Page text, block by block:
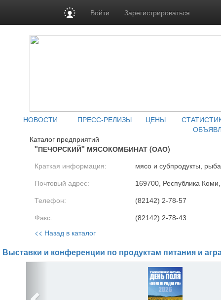
Войти Зарегистрироваться
НОВОСТИ ПРЕСС-РЕЛИЗЫ ЦЕНЫ
Каталог предприятий
"ПЕЧОРСКИЙ" МЯСОКОМБИНАТ (ОАО)
Краткая информация: мясо и субпродукты,
Почтовый адрес: 169700, Республика
Телефон: (82142) 2-78-57
Факс: (82142) 2-78-43
<< Назад в каталог
Выставки и конференции по продуктам питания и